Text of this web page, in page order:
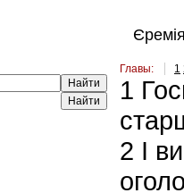
Найти
Главы: 1
1
2 І